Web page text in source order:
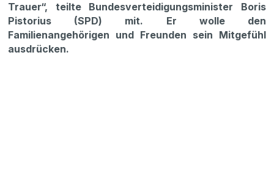
Trauer“, teilte Bundesverteidigungsminister Boris
Pistorius (SPD) mit. Er wolle den
Familienangehörigen und Freunden sein Mitgefühl
ausdrücken.